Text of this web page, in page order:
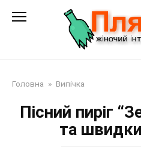
Головна » Випічка
Пісний пиріг
та